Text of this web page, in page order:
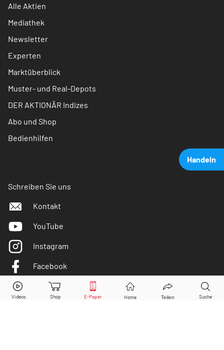
Handeln
Plug Power Aktie jetzt handeln?
Alle Aktien
Mediathek
Newsletter
Experten
Marktüberblick
Muster- und Real-Depots
DER AKTIONÄR Indizes
Abo und Shop
Bedienhilfen
Schreiben Sie uns
Kontakt
YouTube
Instagram
Facebook
Twitter